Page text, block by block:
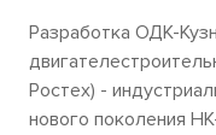
Разработка ОДК-
Ростех) -
нового поколения